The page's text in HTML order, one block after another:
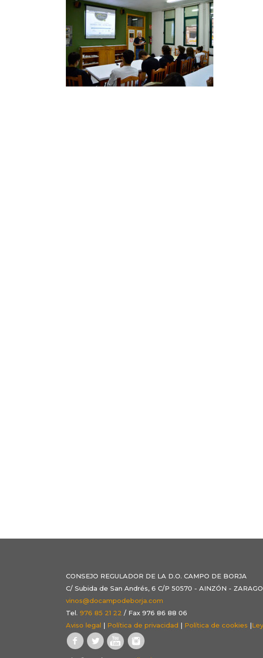
CONSEJO REGULADOR DE LA D.O. CAMPO DE BORJA
C/ Subida de San Andrés, 6 C/P 50570 - AINZÓN -
vinos@docampodeborja.com
Tel.976 85 21 22 / Fax 976 86 88 06
Aviso legal | Política de privacidad | Política de cookies |